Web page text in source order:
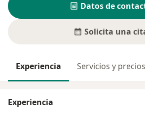
Datos de
Solicita una
Experiencia Servicios y precios
Experiencia